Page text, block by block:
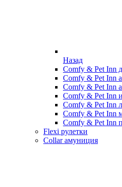
Назад
Comfy & Pet Inn
Comfy & Pet Inn
Comfy & Pet Inn
Comfy & Pet Inn
Comfy & Pet Inn
Comfy & Pet Inn
Comfy & Pet Inn
Flexi рулетки
Collar амуниция